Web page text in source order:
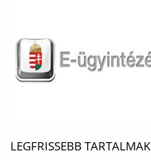
LEGFRISSEBB TARTALMAK